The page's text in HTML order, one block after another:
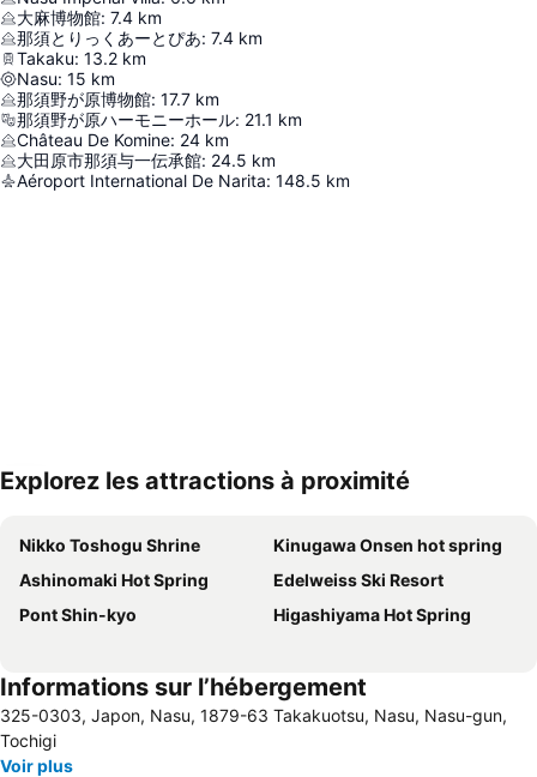
大麻博物館: 7.4 km
那須とりっくあーとぴあ: 7.4 km
Takaku: 13.2 km
Nasu: 15 km
那須野が原博物館: 17.7 km
那須野が原ハーモニーホール: 21.1 km
Château De Komine: 24 km
大田原市那須与一伝承館: 24.5 km
Aéroport International De Narita: 148.5 km
Explorez les attractions à proximité
Nikko Toshogu Shrine
Kinugawa Onsen hot spring
Ashinomaki Hot Spring
Edelweiss Ski Resort
Pont Shin-kyo
Higashiyama Hot Spring
Informations sur l’hébergement
325-0303, Japon, Nasu, 1879-63 Takakuotsu, Nasu, Nasu-gun,
Tochigi
Voir plus